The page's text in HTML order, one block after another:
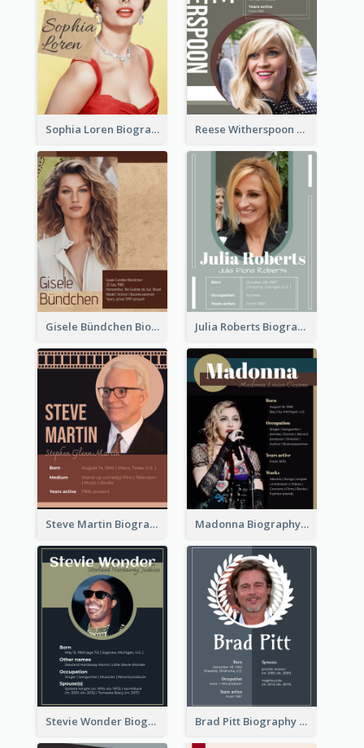
Sophia Loren Biography Reese Witherspoon Biography
Gisele Bündchen Biography Julia Roberts Biography
Steve Martin Biography Madonna Biography
Stevie Wonder Biography Brad Pitt Biography